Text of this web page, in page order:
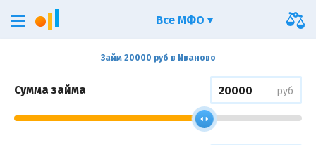
Займ 20000 руб в Иваново
Сумма займа руб
Все МФО